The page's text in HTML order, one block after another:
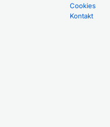
Cookies
Kontakt